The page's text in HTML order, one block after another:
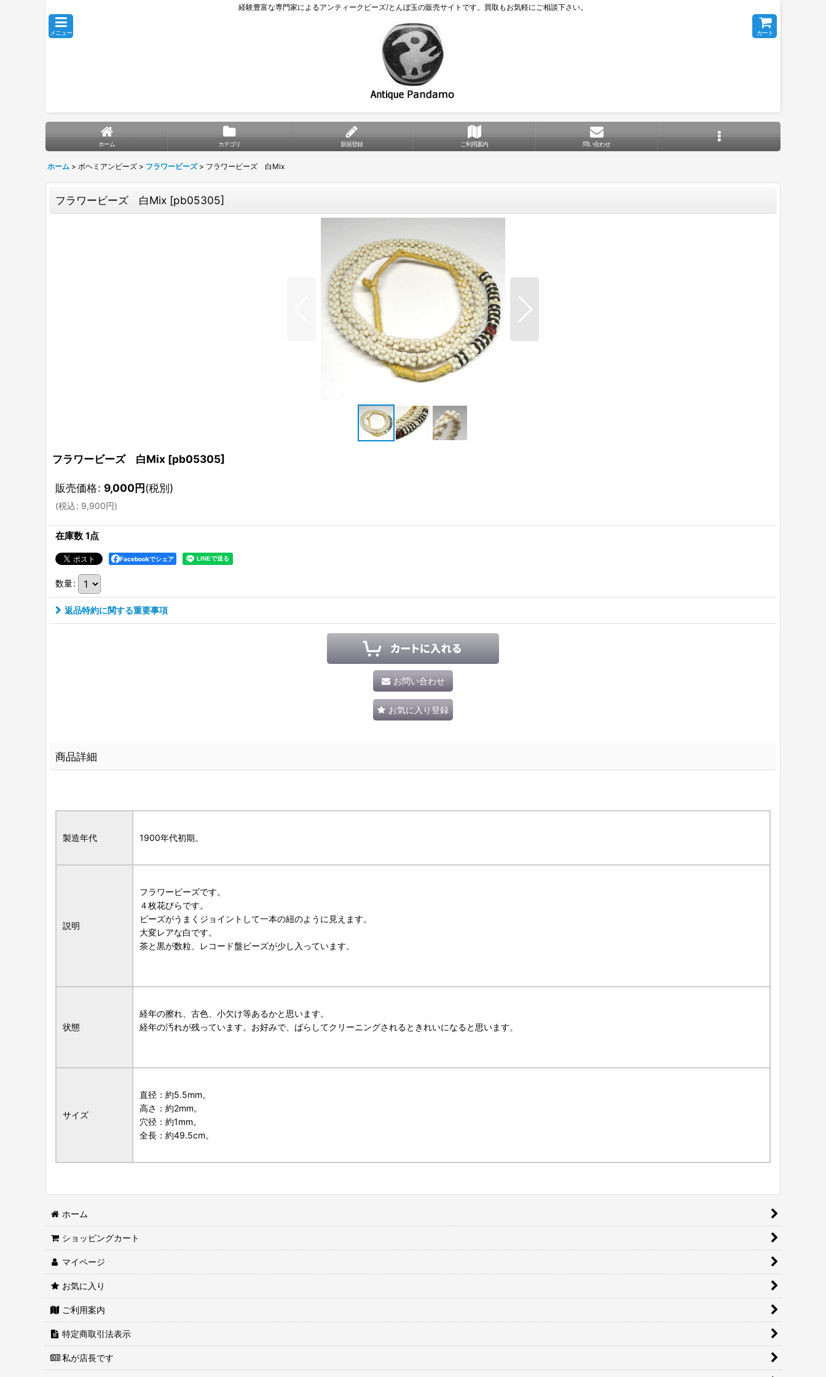
経験豊富な専門家によるアンティークビーズ/とんぼ玉の販売サイトです。買取もお気軽にご相談下さい。
メニュー カート
ホーム カテゴリ 新規登録 ご利用案内 問い合わせ
ホーム > ボヘミアンビーズ > フラワービーズ > フラワービーズ 白Mix
フラワービーズ 白Mix [pb05305]
フラワービーズ 白Mix [pb05305]
販売価格: 9,000円(税別)
(税込: 9,900円)
在庫数 1点
Facebookでシェア
数量:
返品特約に関する重要事項
お問い合わせ
お気に入り登録
商品詳細
製造年代 1900年代初期。
説明
フラワービーズです。
４枚花びらです。
ビーズがうまくジョイントして一本の紐のように見えます。
大変レアな白です。
茶と黒が数粒、レコード盤ビーズが少し入っています。
状態
経年の擦れ、古色、小欠け等あるかと思います。
経年の汚れが残っています。お好みで、ばらしてクリーニングされるときれいになると思います。
サイズ
直径：約5.5mm。
高さ：約2mm。
穴径：約1mm。
全長：約49.5cm。
ホーム
ショッピングカート
マイページ
お気に入り
ご利用案内
特定商取引法表示
私が店長です